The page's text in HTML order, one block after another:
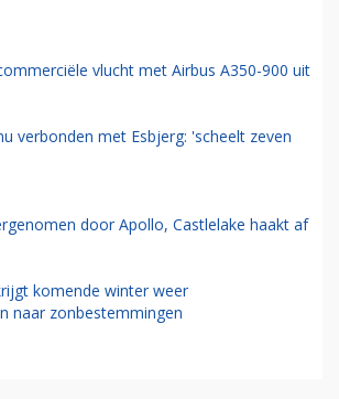
vlucht met Airbus A350-900 uit
verbonden met Esbjerg: 'scheelt zeven
door Apollo, Castlelake haakt af
komende winter weer
naar zonbestemmingen